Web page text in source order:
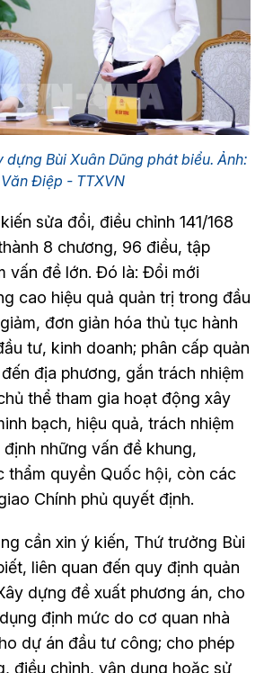
dựng Bùi Xuân Dũng phát biểu. Ảnh:
Văn Điệp - TTXVN
sửa đổi, điều chỉnh 141/168
8 chương, 96 điều, tập
vấn đề lớn. Đó là: Đổi mới
cao hiệu quả quản trị trong đầu
đơn giản hóa thủ tục hành
tư, kinh doanh; phân cấp quản
địa phương, gắn trách nhiệm
thể tham gia hoạt động xây
bạch, hiệu quả, trách nhiệm
những vấn đề khung,
thẩm quyền Quốc hội, còn các
Chính phủ quyết định.
cần xin ý kiến, Thứ trưởng Bùi
liên quan đến quy định quản
dựng đề xuất phương án, cho
định mức do cơ quan nhà
dự án đầu tư công; cho phép
điều chỉnh, vận dụng hoặc sử